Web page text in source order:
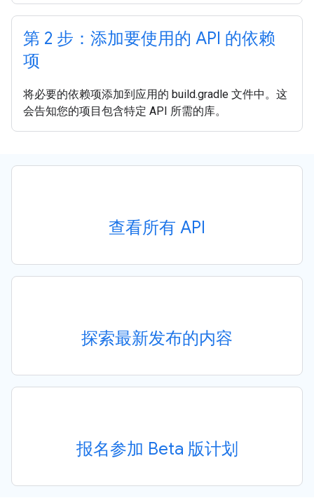
第 2 步：添加要使用的 API 的依赖
项
将必要的依赖项添加到应用的 build.gradle 文件中。这
会告知您的项目包含特定 API 所需的库。
查看所有 API
探索最新发布的内容
报名参加 Beta 版计划